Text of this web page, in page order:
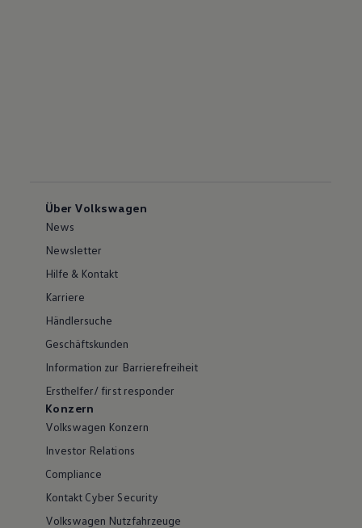
Über Volkswagen
News
Newsletter
Hilfe & Kontakt
Karriere
Händlersuche
Geschäftskunden
Information zur Barrierefreiheit
Ersthelfer/ first responder
Konzern
Volkswagen Konzern
Investor Relations
Compliance
Kontakt Cyber Security
Volkswagen Nutzfahrzeuge